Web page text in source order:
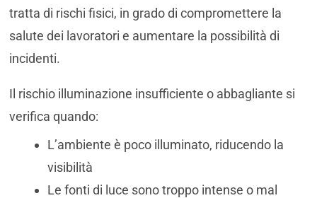
tratta di rischi fisici, in grado di compromettere la
salute dei lavoratori e aumentare la possibilità di
incidenti.
Il rischio illuminazione insufficiente o abbagliante si
verifica quando:
L’ambiente è poco illuminato, riducendo la
visibilità
Le fonti di luce sono troppo intense o mal